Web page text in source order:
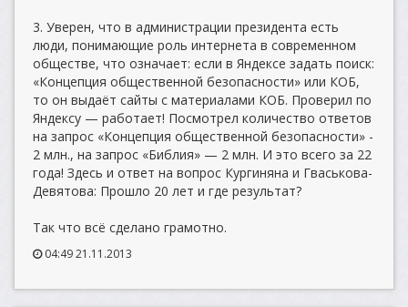
3. Уверен, что в администрации президента есть
люди, понимающие роль интернета в современном
обществе, что означает: если в Яндексе задать поиск:
«Концепция общественной безопасности» или КОБ,
то он выдаёт сайты с материалами КОБ. Проверил по
Яндексу — работает! Посмотрел количество ответов
на запрос «Концепция общественной безопасности» -
2 млн., на запрос «Библия» — 2 млн. И это всего за 22
года! Здесь и ответ на вопрос Кургиняна и Гваськова-
Девятова: Прошло 20 лет и где результат?
Так что всё сделано грамотно.
04:49 21.11.2013